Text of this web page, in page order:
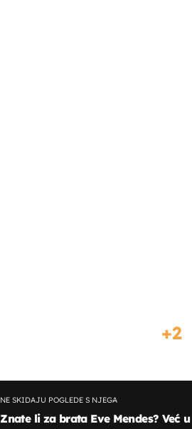
2
NE SKIDAJU POGLEDE S NJEGA
Znate li za brata Eve Mendes? Već u